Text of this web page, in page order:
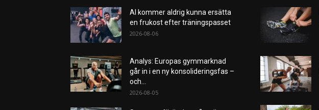
AI kommer aldrig kunna ersätta
en frukost efter träningspasset
2026-08-06
Analys: Europas gymmarknad
går in i en ny konsolideringsfas –
och...
2026-08-05